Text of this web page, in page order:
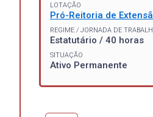
LOTAÇÃO
Pró-Reitoria de
REGIME / JORNADA DE
Estatutário / 40 horas
SITUAÇÃO
Ativo Permanente